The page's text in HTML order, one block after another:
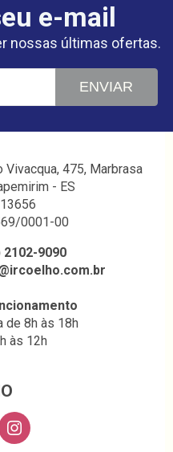
e-mail
nossas últimas ofertas.
ENVIAR
Vivacqua, 475, Marbrasa
- ES
0001-00
2102-9090
de 8h às 18h
às 12h